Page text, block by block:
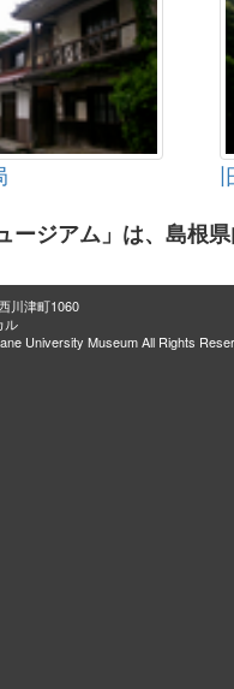
ージアム」は、島根
川津町1060
ル
University Museum All Rights